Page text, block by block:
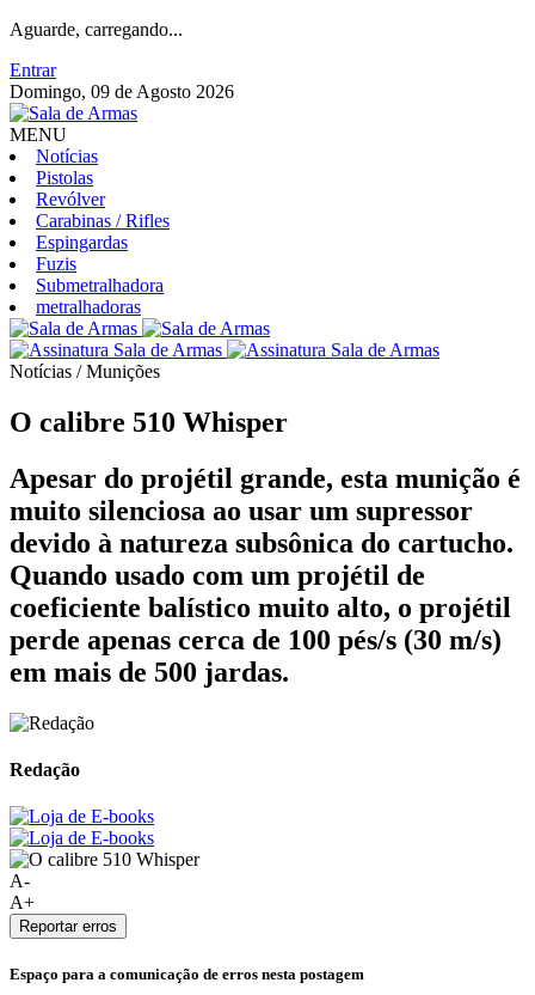
Aguarde, carregando...
Entrar
Domingo, 09 de Agosto 2026
MENU
Notícias
Pistolas
Revólver
Carabinas / Rifles
Espingardas
Fuzis
Submetralhadora
metralhadoras
Notícias / Munições
O calibre 510 Whisper
Apesar do projétil grande, esta munição é
muito silenciosa ao usar um supressor
devido à natureza subsônica do cartucho.
Quando usado com um projétil de
coeficiente balístico muito alto, o projétil
perde apenas cerca de 100 pés/s (30 m/s)
em mais de 500 jardas.
Redação
A-
A+
Reportar erros
Espaço para a comunicação de erros nesta postagem